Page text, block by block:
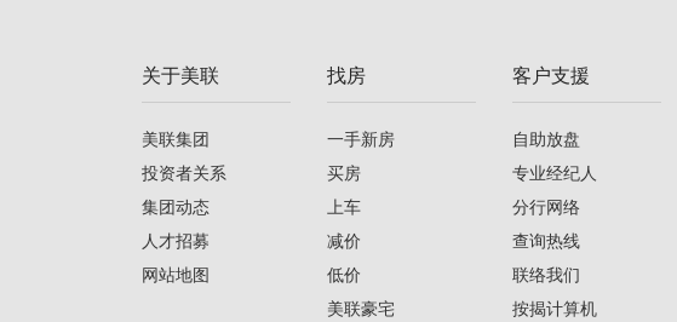
美联信心指数 较上周 0.7% 03/08/2026
关于美联
美联集团
投资者关系
集团动态
人才招募
网站地图
找房
一手新房
买房
上车
减价
低价
美联豪宅
客户支援
自助放盘
专业经纪人
分行网络
查询热线
联络我们
按揭计算机